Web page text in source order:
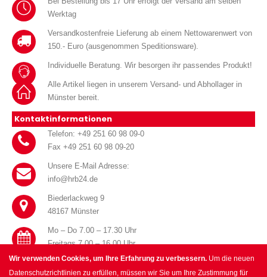
Wir verwenden Cookies, um Ihre Erfahrung zu verbessern. Um die neuen
Datenschutzrichtlinien zu erfüllen, müssen wir Sie um Ihre Zustimmung für
Werktag
Versandkostenfreie Lieferung ab einem Nettowarenwert von
150.- Euro (ausgenommen Speditionsware).
Individuelle Beratung. Wir besorgen ihr passendes Produkt!
Alle Artikel liegen in unserem Versand- und Abhollager in
Münster bereit.
Kontaktinformationen
Telefon: +49 251 60 98 09-0
Fax +49 251 60 98 09-20
Unsere E-Mail Adresse:
info@hrb24.de
Biederlackweg 9
48167 Münster
Mo – Do 7.00 – 17.30 Uhr
Freitags 7.00 – 16.00 Uhr